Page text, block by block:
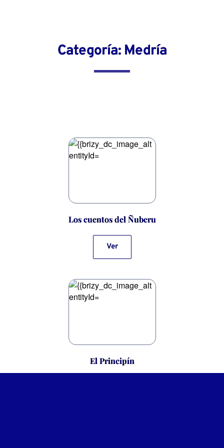
Categoría: Medría
Los cuentos del Ñuberu
Ver
El Principín